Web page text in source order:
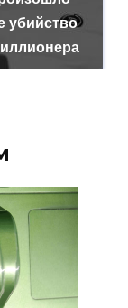
убийство